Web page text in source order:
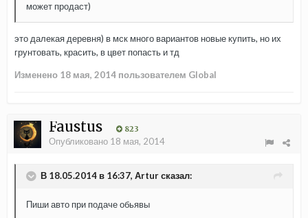
может продаст)
это далекая деревня) в мск много вариантов новые купить, но их
грунтовать, красить, в цвет попасть и тд
Изменено 18 мая, 2014 пользователем Global
Faustus 823
Опубликовано 18 мая, 2014
В 18.05.2014 в 16:37, Аrtur сказал:
Пиши авто при подаче обьявы